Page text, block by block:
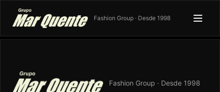
Fashion Group · Desde 1998
Fashion Group · Desde 1998